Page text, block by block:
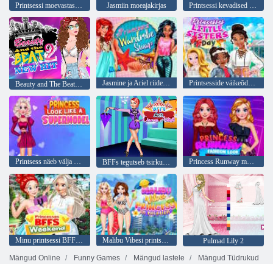
Printsessi moevastased värviplokid Jasmiin moeajakirjas Printsessi kevadised sündmused
Jasmine ja Ariel riidekapi vahetus Printsesside väikeõdede päev
Printsess näeb välja nagu supermodell BFFs tegutseb tsirkuseartist Princess Runway moe välimus
Minu printsessi BFF-i nädalavahetus Malibu Vibesi printsess puhkusel
Pulmad Lily 2
Mängud Online
Funny Games Mängud lastele
Mängud Tüdrukud